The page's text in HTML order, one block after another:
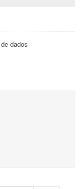
dados